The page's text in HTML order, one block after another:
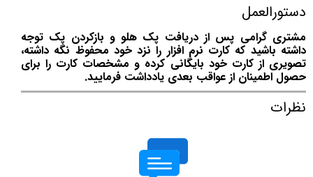
دستورالعمل
مشتری گرامی پس از دریافت پک هلو و بازکردن پک توجه
داشته باشید که کارت نرم افزار را نزد خود محفوظ نگه داشته،
تصویری از کارت خود بایگانی کرده و مشخصات کارت را برای
حصول اطمینان از عواقب بعدی یادداشت فرمایید.
نظرات